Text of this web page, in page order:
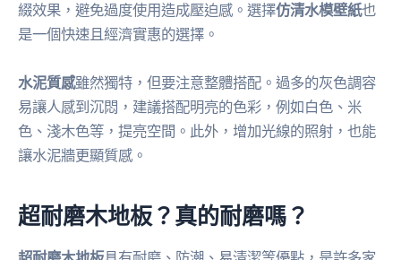
綴效果，避免過度使用造成壓迫感。選擇仿清水模壁紙也
是一個快速且經濟實惠的選擇。
水泥質感雖然獨特，但要注意整體搭配。過多的灰色調容
易讓人感到沉悶，建議搭配明亮的色彩，例如白色、米
色、淺木色等，提亮空間。此外，增加光線的照射，也能
讓水泥牆更顯質感。
超耐磨木地板？真的耐磨嗎？